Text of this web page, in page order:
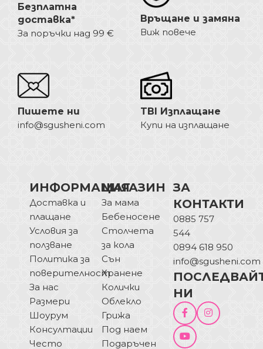
Безплатна
доставка*
За поръчки над 99 €
Връщане и замяна
Виж повече
Пишете ни
info@sgusheni.com
TBI Изплащане
Купи на изплащане
ИНФОРМАЦИЯ
Доставка и
плащане
Условия за
ползване
Политика за
поверителност
За нас
Размери
Шоурум
Консултации
Често
МАГАЗИН
За мама
Бебеносене
Столчета
за кола
Сън
Хранене
Колички
Облекло
Грижа
Под наем
Подаръчен
ЗА
КОНТАКТИ
0885 757
544
0894 618 950
info@sgusheni.com
НИ